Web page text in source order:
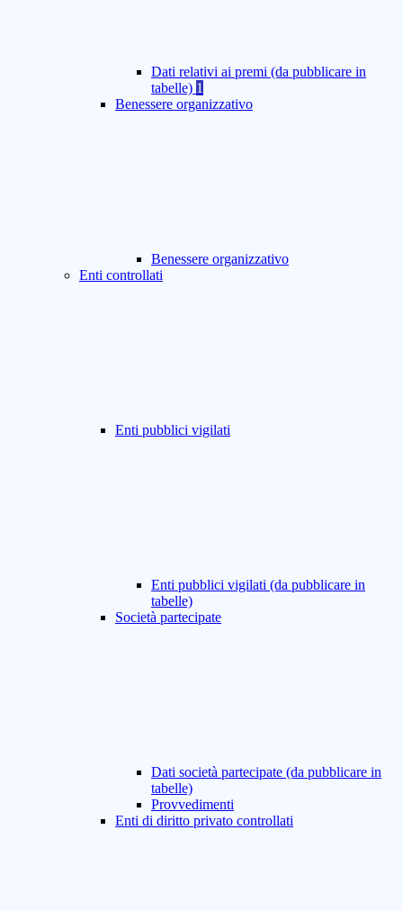
Dati relativi ai premi (da pubblicare in
tabelle) 1
Benessere organizzativo
Benessere organizzativo
Enti controllati
Enti pubblici vigilati
Enti pubblici vigilati (da pubblicare in
tabelle)
Società partecipate
Dati società partecipate (da pubblicare in
tabelle)
Provvedimenti
Enti di diritto privato controllati